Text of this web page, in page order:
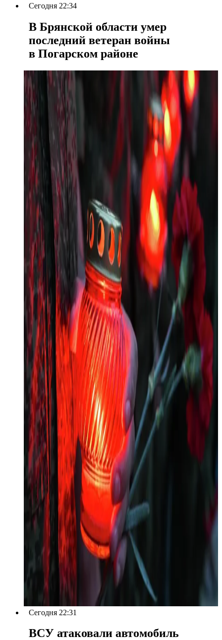
Сегодня 22:34
В Брянской области умер
последний ветеран войны
в Погарском районе
Сегодня 22:31
ВСУ атаковали автомобиль